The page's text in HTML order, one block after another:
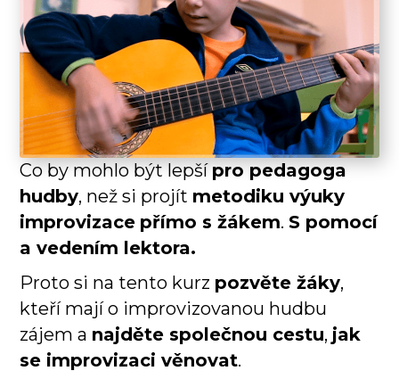
Co by mohlo být lepšípro pedagoga
hudby, než si projít metodiku výuky
improvizace přímo s žákem.S pomocí
a vedením lektora.
Proto si na tento kurz pozvěte žáky,
kteří mají o improvizovanou hudbu
zájem a najděte společnou cestu, jak
se improvizaci věnovat.